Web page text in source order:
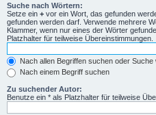
Suche nach Wörtern:
Setze ein + vor ein Wort, das gefunden
gefunden werden darf. Verwende mehrere
Klammer, wenn nur eines der Wörter
Platzhalter für teilweise Übereinstimmungen.
Nach allen Begriffen suchen oder
Nach einem Begriff suchen
Zu suchender Autor:
Benutze ein * als Platzhalter für teilweise